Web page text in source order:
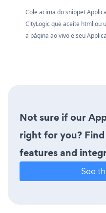
Cole acima do snippet
CityLogic que aceite html ou
a página ao vivo e seu
Not sure if our
right for you?
features and
See